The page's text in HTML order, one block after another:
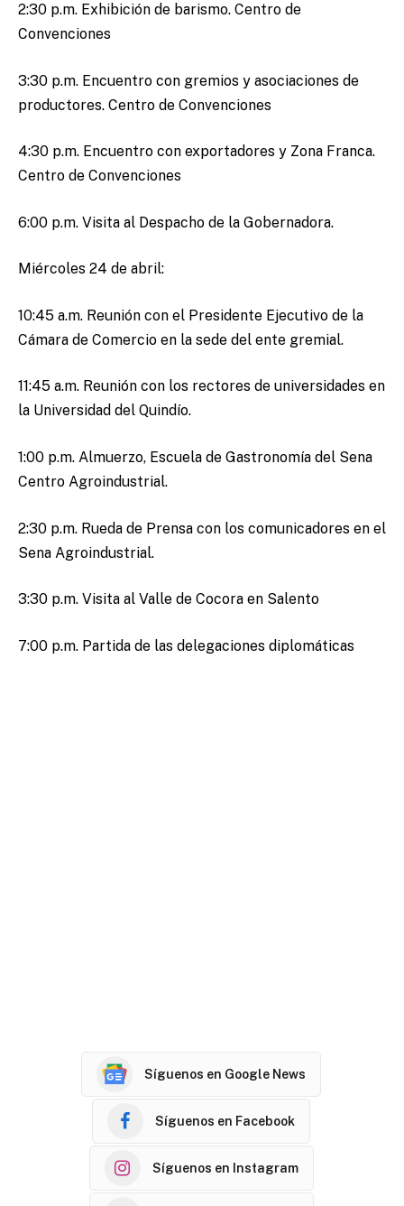
2:30 p.m. Exhibición de barismo. Centro de
Convenciones
3:30 p.m. Encuentro con gremios y asociaciones de
productores. Centro de Convenciones
4:30 p.m. Encuentro con exportadores y Zona Franca.
Centro de Convenciones
6:00 p.m. Visita al Despacho de la Gobernadora.
Miércoles 24 de abril:
10:45 a.m. Reunión con el Presidente Ejecutivo de la
Cámara de Comercio en la sede del ente gremial.
11:45 a.m. Reunión con los rectores de universidades en
la Universidad del Quindío.
1:00 p.m. Almuerzo, Escuela de Gastronomía del Sena
Centro Agroindustrial.
2:30 p.m. Rueda de Prensa con los comunicadores en el
Sena Agroindustrial.
3:30 p.m. Visita al Valle de Cocora en Salento
7:00 p.m. Partida de las delegaciones diplomáticas
Síguenos en Google News
Síguenos en Facebook
Síguenos en Instagram